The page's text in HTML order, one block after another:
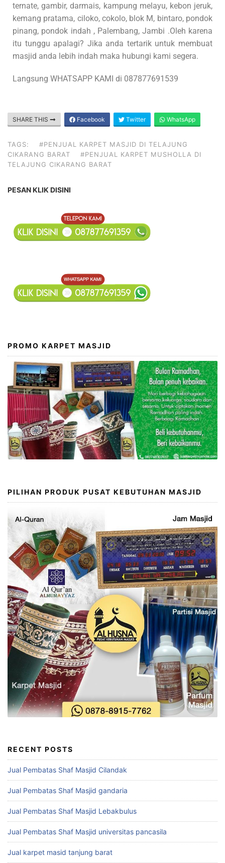
ternate, gambir, darmais, kampung melayu, kebon jeruk,
kemang pratama, ciloko, cokolo, blok M, bintaro, pondok
pinang, pondok indah , Palembang, Jambi .Oleh karena
itu tunggu apalagi? Jika anda tertarik untuk membuat
masjid anda lebih indah maka hubungi kami segera.
Langsung WHATSAPP KAMI di 087877691539
SHARE THIS Facebook Twitter WhatsApp
TAGS:
#PENJUAL KARPET MASJID DI TELAJUNG
CIKARANG BARAT
#PENJUAL KARPET MUSHOLLA DI
TELAJUNG CIKARANG BARAT
PESAN KLIK DISINI
PROMO KARPET MASJID
PILIHAN PRODUK PUSAT KEBUTUHAN MASJID
RECENT POSTS
Jual Pembatas Shaf Masjid Cilandak
Jual Pembatas Shaf Masjid gandaria
Jual Pembatas Shaf Masjid Lebakbulus
Jual Pembatas Shaf Masjid universitas pancasila
Jual karpet masid tanjung barat